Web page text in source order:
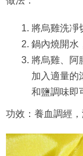
將烏雞洗凈
鍋內燒開水
將烏雞、阿
加入適量的
和鹽調味即
功效：養血調經